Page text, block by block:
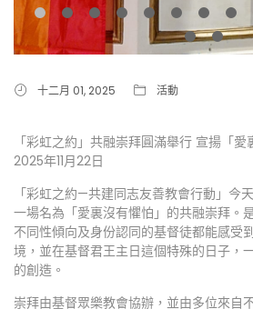
十二月 01, 2025 活動
「彩虹之約」共融崇拜圓滿舉行 宣揚「愛
2025年11月22日
「彩虹之約—共建同志友善教會行動」今
一場名為「愛裏沒有懼怕」的共融崇拜。
不同性傾向及身份認同的基督徒都能感受
境，並在基督君王主日這個特殊的日子，
的創造。
崇拜由基督眾樂教會協辦，並由多位來自